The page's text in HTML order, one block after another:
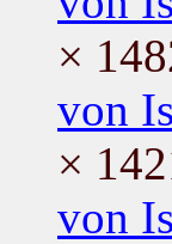
×
von
×
von